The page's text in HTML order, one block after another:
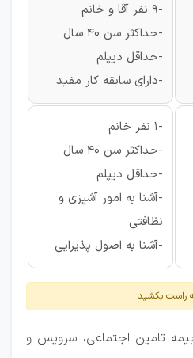
-9 نفر آقا و خانم
-حداکثر سن 40 سال
-حداقل دیپلم
-دارای سابقه کار مفید
-1 نفر خانم
-حداکثر سن 40 سال
-حداقل دیپلم
-آشنا به امور آشپزی و
نظافتی
-آشنا به اصول پذیرایی
راست بکشید
تامین اجتماعی، سرویس و